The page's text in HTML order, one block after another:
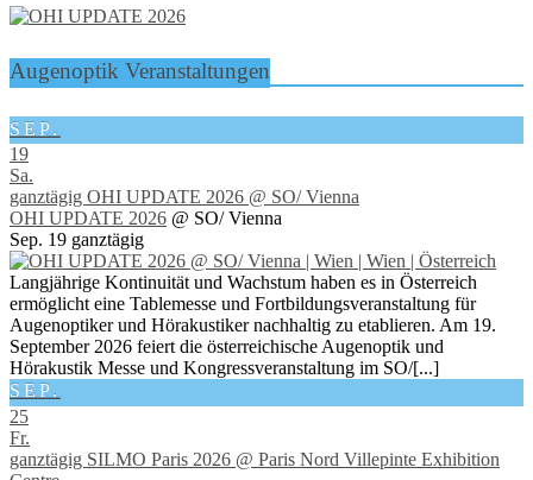
Augenoptik Veranstaltungen
SEP.
19
Sa.
ganztägig OHI UPDATE 2026 @ SO/ Vienna
OHI UPDATE 2026 @ SO/ Vienna
Sep. 19 ganztägig
Langjährige Kontinuität und Wachstum haben es in Österreich
ermöglicht eine Tablemesse und Fortbildungsveranstaltung für
Augenoptiker und Hörakustiker nachhaltig zu etablieren. Am 19.
September 2026 feiert die österreichische Augenoptik und
Hörakustik Messe und Kongressveranstaltung im SO/[...]
SEP.
25
Fr.
ganztägig SILMO Paris 2026 @ Paris Nord Villepinte Exhibition